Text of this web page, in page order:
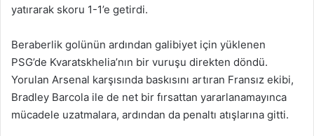
yatırarak skoru 1-1’e getirdi.
Beraberlik golünün ardından galibiyet için yüklenen
PSG’de Kvaratskhelia’nın bir vuruşu direkten döndü.
Yorulan Arsenal karşısında baskısını artıran Fransız ekibi,
Bradley Barcola ile de net bir fırsattan yararlanamayınca
mücadele uzatmalara, ardından da penaltı atışlarına gitti.